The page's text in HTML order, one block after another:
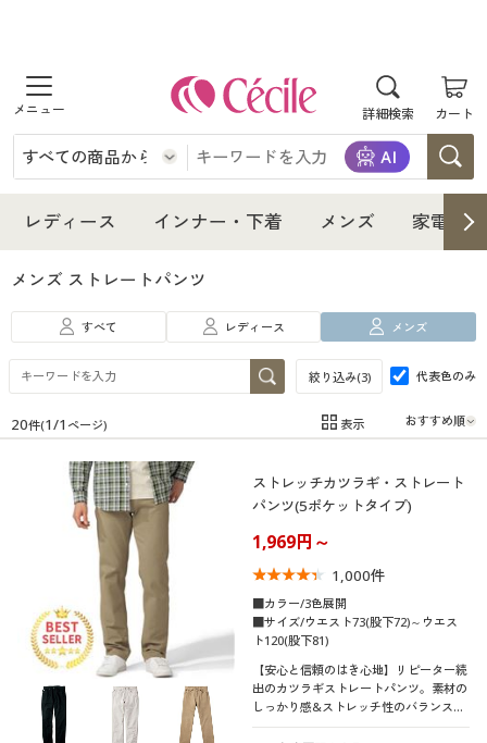
詳細検索 カート
商品を探す
レディース
レディースファッション
女性下着
インナー・下着
インナー・下着通販すべて
女性下着
メンズ下着
メンズ
メンズ通販すべて
メンズファッション
家電・雑貨
家電・雑貨すべて
キッチン・雑貨・日用品
寝具・インテリア・家具
家具・収納
寝具・ベッド
カーテン・ラグ・ファブリック
美容・健康通販すべて
美容・健康・サプリメント
制服・スクール
制服・スクールすべて
制服・学生服
ジュニア・ティーンズ下着
大きいサイズ
大きいサイズ通販すべて
大きいサイズ レディース服
バーゲン
バーゲンセール
詳細検索
レディース インナー・下着 メンズ 家電・
メンズ ストレートパンツ
すべて レディース メンズ
絞り込み(3) 代表色のみ
在庫 在庫のある商品のみ表示
カテゴリ
口コミ
(4〜4.9)
(3〜3.9)
20件(1/1 ページ) 表示
ストレッチカツラギ・ストレート
パンツ(5ポケットタイプ)
1,969円～
1,000件
■カラー/3色展開
■サイズ/ウエスト73(股下72)～ウエス
ト120(股下81)
【安心と信頼のはき心地】リピーター続
出のカツラギストレートパンツ。素材の
しっかり感&ストレッチ性のバランスが
◎